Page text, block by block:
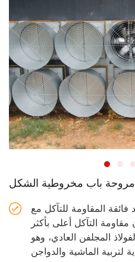
مروحة باب مخروطية الشكل
المقاومة للتآكل مع
التآكل أعلى بأكثر
المجلفن العادي، وهو